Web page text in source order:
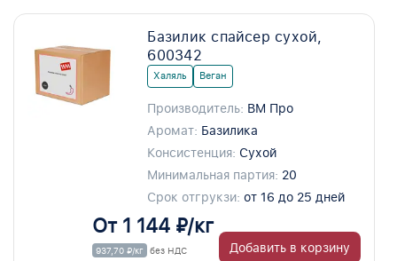
Базилик спайсер сухой,
600342
Халяль Веган
Производитель: ВМ Про
Аромат: Базилика
Консистенция: Сухой
Минимальная партия: 20
Срок отгрукзи: от 16 до 25 дней
От 1 144 ₽/кг
937,70 ₽/кг без НДС Добавить в корзину